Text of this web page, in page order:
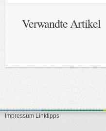
Verwandte Artikel
Impressum Linktipps